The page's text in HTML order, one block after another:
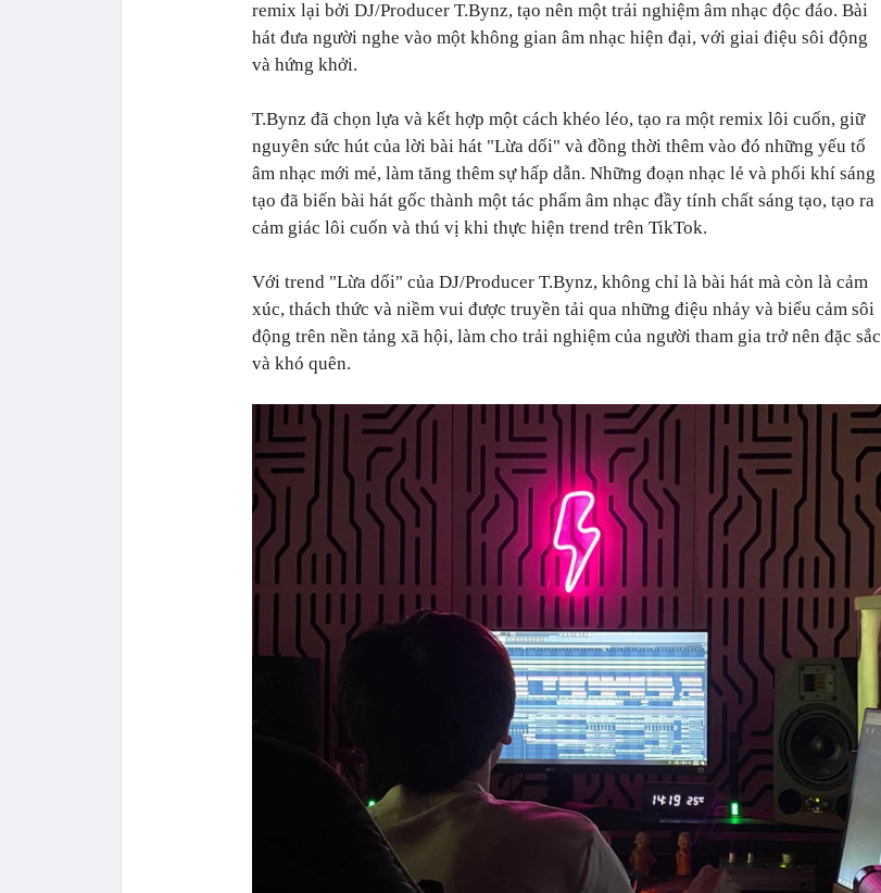
remix lại bởi DJ/Producer T.Bynz, tạo nên một trải nghiệm âm nhạc độc đáo. Bài
hát đưa người nghe vào một không gian âm nhạc hiện đại, với giai điệu sôi động
và hứng khởi.
T.Bynz đã chọn lựa và kết hợp một cách khéo léo, tạo ra một remix lôi cuốn, giữ
nguyên sức hút của lời bài hát "Lừa dối" và đồng thời thêm vào đó những yếu tố
âm nhạc mới mẻ, làm tăng thêm sự hấp dẫn. Những đoạn nhạc lẻ và phối khí sáng
tạo đã biến bài hát gốc thành một tác phẩm âm nhạc đầy tính chất sáng tạo, tạo ra
cảm giác lôi cuốn và thú vị khi thực hiện trend trên TikTok.
Với trend "Lừa dối" của DJ/Producer T.Bynz, không chỉ là bài hát mà còn là cảm
xúc, thách thức và niềm vui được truyền tải qua những điệu nhảy và biểu cảm sôi
động trên nền tảng xã hội, làm cho trải nghiệm của người tham gia trở nên đặc sắc
và khó quên.